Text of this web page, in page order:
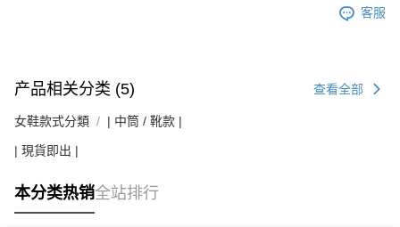
客服
产品相关分类 (5) 查看全部
女鞋款式分類 | 中筒 / 靴款 |
| 現貨即出 |
本分类热销全站排行